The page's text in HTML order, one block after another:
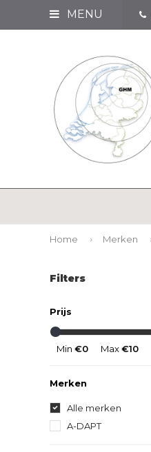
MENU
Home Merken
Filters
Prijs
Min €0 Max€10
Merken
Alle merken
A-DAPT